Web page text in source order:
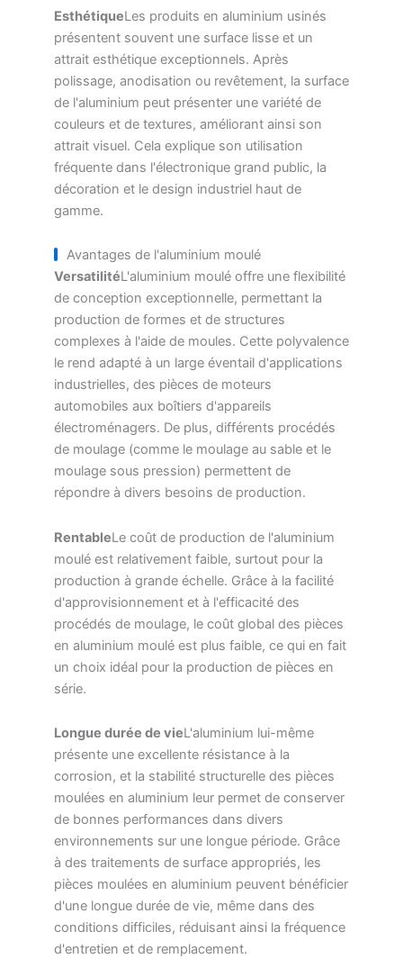
EsthétiqueLes produits en aluminium usinés
présentent souvent une surface lisse et un
attrait esthétique exceptionnels. Après
polissage, anodisation ou revêtement, la surface
de l'aluminium peut présenter une variété de
couleurs et de textures, améliorant ainsi son
attrait visuel. Cela explique son utilisation
fréquente dans l'électronique grand public, la
décoration et le design industriel haut de
gamme.
Avantages de l'aluminium moulé
VersatilitéL'aluminium moulé offre une flexibilité
de conception exceptionnelle, permettant la
production de formes et de structures
complexes à l'aide de moules. Cette polyvalence
le rend adapté à un large éventail d'applications
industrielles, des pièces de moteurs
automobiles aux boîtiers d'appareils
électroménagers. De plus, différents procédés
de moulage (comme le moulage au sable et le
moulage sous pression) permettent de
répondre à divers besoins de production.
RentableLe coût de production de l'aluminium
moulé est relativement faible, surtout pour la
production à grande échelle. Grâce à la facilité
d'approvisionnement et à l'efficacité des
procédés de moulage, le coût global des pièces
en aluminium moulé est plus faible, ce qui en fait
un choix idéal pour la production de pièces en
série.
Longue durée de vieL'aluminium lui-même
présente une excellente résistance à la
corrosion, et la stabilité structurelle des pièces
moulées en aluminium leur permet de conserver
de bonnes performances dans divers
environnements sur une longue période. Grâce
à des traitements de surface appropriés, les
pièces moulées en aluminium peuvent bénéficier
d'une longue durée de vie, même dans des
conditions difficiles, réduisant ainsi la fréquence
d'entretien et de remplacement.